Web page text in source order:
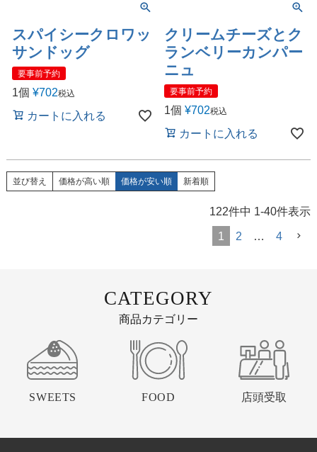
スパイシークロワッ
サンドッグ
要事前予約
1個 ¥702税込
カートに入れる
クリームチーズとク
ランベリーカンパー
ニュ
要事前予約
1個 ¥702税込
カートに入れる
並び替え 価格が高い順 価格が安い順 新着順
122件中 1-40件表示
1
2 … 4
CATEGORY
商品カテゴリー
SWEETS FOOD 店頭受取